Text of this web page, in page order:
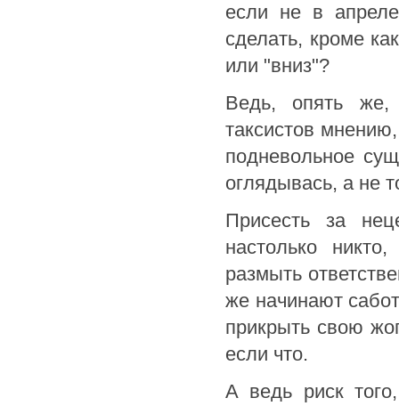
если не в
сделать, кроме
или "вниз"?
Ведь, опять же,
таксистов
подневольное
оглядывась, а не
Присесть за
настолько
размыть
же начинают
прикрыть свою
если что.
А ведь риск